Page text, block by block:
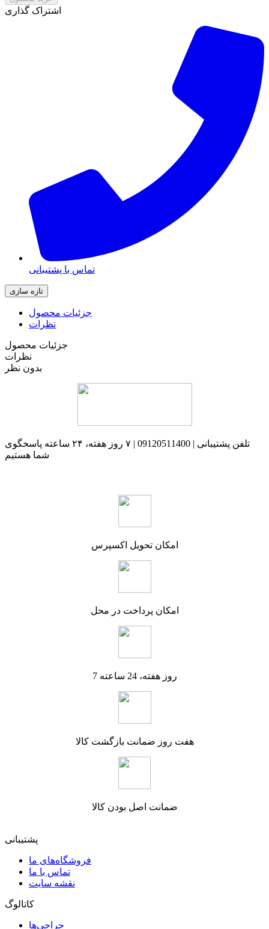
اشتراک گذاری
تماس با پشتیبانی
جزئیات محصول
نظرات
جزئیات محصول
نظرات
بدون نظر
تلفن پشتیبانی | 09120511400 | ۷ روز هفته، ۲۴ ساعته پاسخگوی
شما هستیم
امکان تحویل اکسپرس
امکان پرداخت در محل
7 روز هفته، 24 ساعته
هفت روز ضمانت بازگشت کالا
ضمانت اصل بودن کالا
پشتیبانی
فروشگاه‌های ما
تماس با ما
نقشه سایت
کاتالوگ
حراجی‌ها